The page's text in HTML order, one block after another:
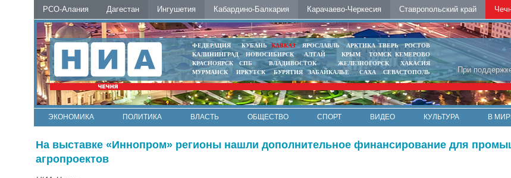
РСО-Алания Дагестан Ингушетия Кабардино-Балкария Карачаево-Черкесия Ставропольский край
При
ФЕДЕРАЦИЯ КУБАНЬ КАВКАЗ ЯРОСЛАВЛЬ АРКТИКА ТВЕРЬ
РОСТОВ
КАЛИНИНГРАД
НОВОСИБИРСК АЛТАЙ КРЫМ ТОМСК КЕМЕРОВО
КРАСНОЯРСК
СПБ ВЛАДИВОСТОК ЖЕЛЕЗНОГОРСК
ХАКАСИЯ
МУРМАНСК
ИРКУТСК БУРЯТИЯ ЗАБАЙКАЛЬЕ САХА СЕВАСТОПОЛЬ
ЭКОНОМИКА ПОЛИТИКА ВЛАСТЬ ОБЩЕСТВО СПОРТ ВИДЕО КУЛЬТУРА В
На выставке «Иннопром» регионы нашли дополнительное финансирование для
агропроектов